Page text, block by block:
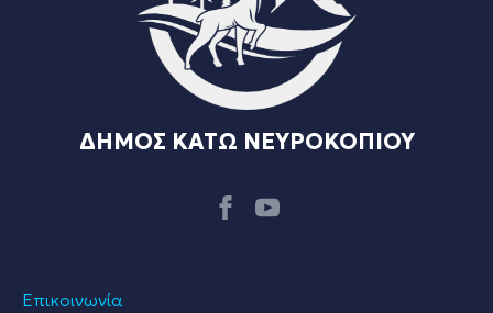
ΔΗΜΟΣ ΚΑΤΩ ΝΕΥΡΟΚΟΠΙΟΥ
Επικοινωνία